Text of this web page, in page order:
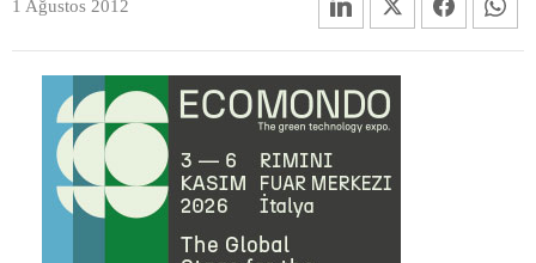
1 Ağustos 2012